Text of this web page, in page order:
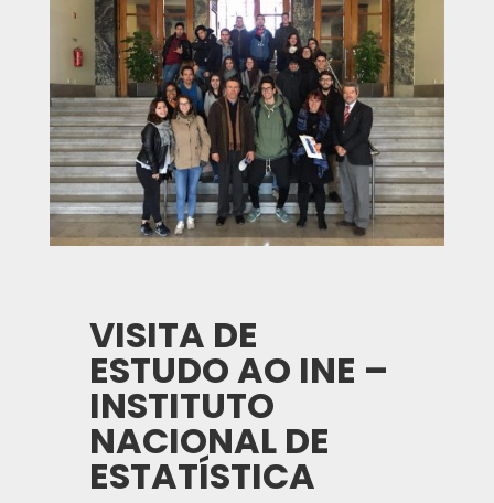
VISITA DE
ESTUDO AO INE –
INSTITUTO
NACIONAL DE
ESTATÍSTICA